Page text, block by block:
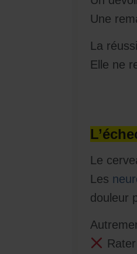
Une
La
Elle ne
Le
Les
douleur